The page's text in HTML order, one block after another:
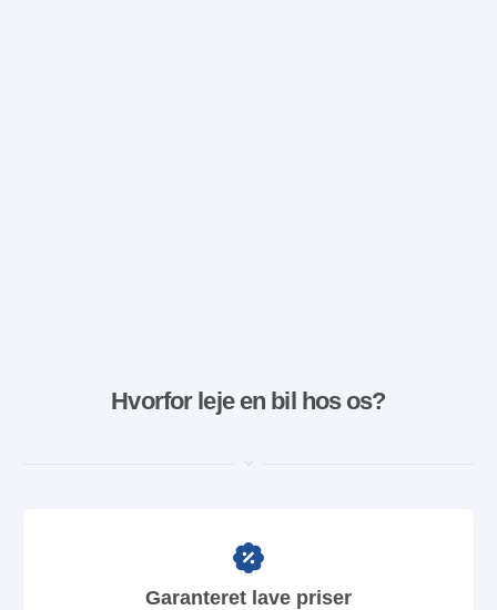
Hvorfor leje en bil hos os?
Garanteret lave priser